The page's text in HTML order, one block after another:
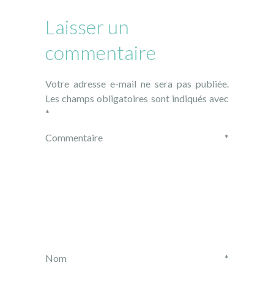
Laisser un
commentaire
Votre adresse e-mail ne sera pas publiée.
Les champs obligatoires sont indiqués avec
*
Commentaire *
Nom *